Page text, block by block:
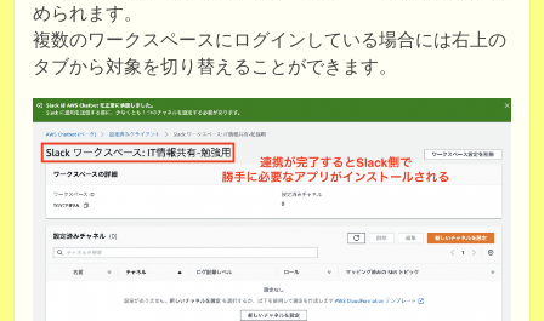
められます。
複数のワークスペースにログインしている場合には右上の
タブから対象を切り替えることができます。